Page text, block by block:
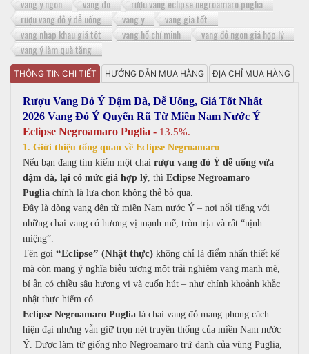
vang y ngon
vang do
rượu vang eclipse negroamaro puglia
rượu vang đỏ ý dễ uống
vang y
vang gia tốt
vang nhap khau giá tôt
vang hồ chí minh
vang đỏ ngon giá hợp lý
vang ý làm quà tặng
THÔNG TIN CHI TIẾT HƯỚNG DẪN MUA HÀNG ĐỊA CHỈ MUA HÀNG
Rượu Vang Đỏ Ý Đậm Đà, Dễ Uống, Giá Tốt Nhất
2026 Vang Đỏ Ý Quyến Rũ Từ Miền Nam Nước Ý
Eclipse Negroamaro Puglia - 13.5%.
1.Giới thiệu tổng quan về Eclipse Negroamaro
Nếu bạn đang tìm kiếm một chairượu vang đỏ Ý dễ uống vừa
đậm đà, lại có mức giá hợp lý, thìEclipse Negroamaro
Puglia chính là lựa chọn không thể bỏ qua.
Đây là dòng vang đến từ miền Nam nước Ý – nơi nổi tiếng với
những chai vang có hương vị mạnh mẽ, tròn trịa và rất “nịnh
miệng”.
Tên gọi“Eclipse” (Nhật thực) không chỉ là điểm nhấn thiết kế
mà còn mang ý nghĩa biểu tượng một trải nghiệm vang mạnh mẽ,
bí ẩn có chiều sâu hương vị và cuốn hút – như chính khoảnh khắc
nhật thực hiếm có.
Eclipse Negroamaro Puglia là chai vang đỏ mang phong cách
hiện đại nhưng vẫn giữ trọn nét truyền thống của miền Nam nước
Ý. Được làm từ giống nho Negroamaro trứ danh của vùng Puglia,